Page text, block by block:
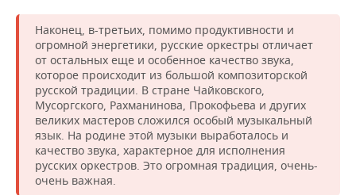
Наконец, в-третьих, помимо продуктивности и
огромной энергетики, русские оркестры отличает
от остальных еще и особенное качество звука,
которое происходит из большой композиторской
русской традиции. В стране Чайковского,
Мусоргского, Рахманинова, Прокофьева и других
великих мастеров сложился особый музыкальный
язык. На родине этой музыки выработалось и
качество звука, характерное для исполнения
русских оркестров. Это огромная традиция, очень-
очень важная.